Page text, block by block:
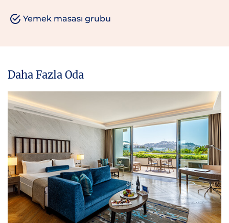
Yemek masası grubu
Daha Fazla Oda